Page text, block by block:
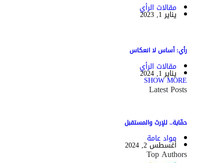
مقالات الرأي
يناير 1, 2023
رأي: أساس لا انعكاس
مقالات الرأي
يناير 1, 2024
SHOW MORE
Latest Posts
حمّاية.. للإرث والمستقبل
مواد عامة
أغسطس 2, 2024
Top Authors